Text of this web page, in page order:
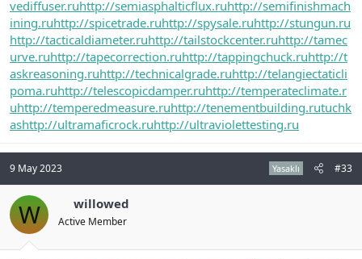
vediffuser.ruhttp://semiasphalticflux.ruhttp://semifinishmach
ining.ruhttp://spicetrade.ruhttp://spysale.ruhttp://stungun.ru
http://tacticaldiameter.ruhttp://tailstockcenter.ruhttp://tamec
urve.ruhttp://tapecorrection.ruhttp://tappingchuck.ruhttp://t
askreasoning.ruhttp://technicalgrade.ruhttp://telangiectaticli
poma.ruhttp://telescopicdamper.ruhttp://temperateclimate.r
uhttp://temperedmeasure.ruhttp://tenementbuilding.rutuchk
ashttp://ultramaficrock.ruhttp://ultraviolettesting.ru
9 May 2023 Yasaklı #33
W willowed
Active Member